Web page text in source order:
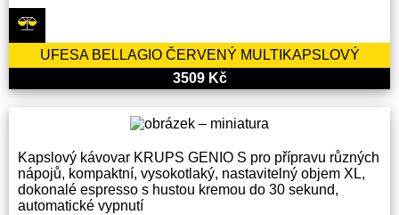
UFESA BELLAGIO ČERVENÝ MULTIKAPSLOVÝ
3509 Kč
Kapslový kávovar KRUPS GENIO S pro přípravu různých
nápojů, kompaktní, vysokotlaký, nastavitelný objem XL,
dokonalé espresso s hustou kremou do 30 sekund,
automatické vypnutí